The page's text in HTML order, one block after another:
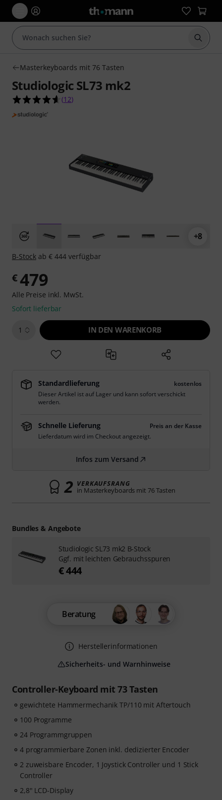
Suche
Masterkeyboards mit 76 Tasten
Studiologic SL73 mk2
4.6 von 5 Sternen aus 12 Kundenbewertungen
(12)
+8
Controller-Keyboard mit 73 Tasten
gewichtete Hammermechanik TP/110 mit Aftertouch
100 Programme
24 Programmgruppen
4 programmierbare Zonen inkl. dedizierter Encoder
2 zuweisbare Encoder, 1 Joystick Controller und 1 Stick
Controller
2,8" LCD-Display
B-Stock ab € 444 verfügbar
€479
Alle Preise inkl. MwSt.
Sofort lieferbar
1 IN DEN WARENKORB
Standardlieferung
kostenlos
Dieser Artikel ist auf Lager und kann sofort verschickt
werden.
Schnelle Lieferung
Preis an der Kasse
Lieferdatum wird im Checkout angezeigt.
Infos zum Versand
2 VERKAUFSRANG
in Masterkeyboards mit 76 Tasten
Beratung
Herstellerinformationen
Sicherheits- und Warnhinweise
Bundles & Angebote
Studiologic SL73 mk2 B-Stock
Ggf. mit leichten Gebrauchsspuren
€ 444